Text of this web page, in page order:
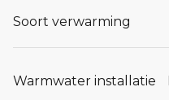
Soort verwarming
Warmwater installatie